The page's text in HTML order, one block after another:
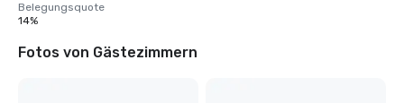
Belegungsquote
14%
Fotos von Gästezimmern